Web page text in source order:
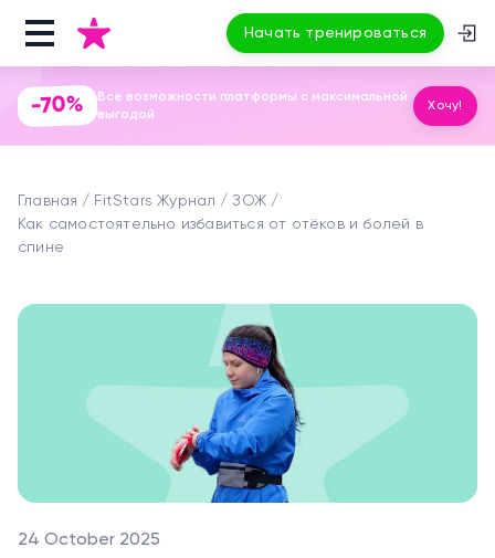
Начать тренироваться
-70%
Все возможности платформы с максимальной
выгодой
Хочу!
Главная FitStars Журнал
ЗОЖ
Как самостоятельно избавиться от отёков и болей в
спине
24 October 2025